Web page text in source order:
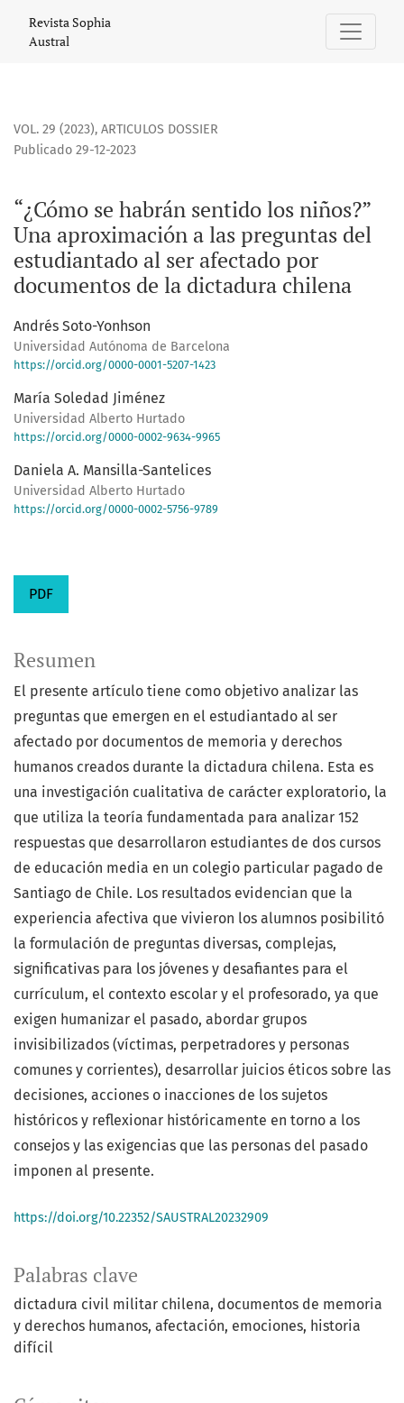
“¿Cómo se habrán sentido los niños?” Una
Revista Sophia
Austral
VOL. 29 (2023), ARTICULOS DOSSIER
“¿Cómo se habrán sentido los niños?”
Una aproximación a las preguntas del
estudiantado al ser afectado por
documentos de la dictadura chilena
Publicado 29-12-2023
Andrés Soto-Yonhson
Universidad Autónoma de Barcelona
https://orcid.org/0000-0001-5207-1423
María Soledad Jiménez
Universidad Alberto Hurtado
https://orcid.org/0000-0002-9634-9965
Daniela A. Mansilla-Santelices
Universidad Alberto Hurtado
https://orcid.org/0000-0002-5756-9789
PDF
Palabras clave
dictadura civil militar chilena documentos de memoria
y derechos humanos afectación emociones historia
difícil
Resumen
El presente artículo tiene como objetivo analizar las
preguntas que emergen en el estudiantado al ser
afectado por documentos de memoria y derechos
humanos creados durante la dictadura chilena. Esta es
una investigación cualitativa de carácter exploratorio, la
que utiliza la teoría fundamentada para analizar 152
respuestas que desarrollaron estudiantes de dos cursos
de educación media en un colegio particular pagado de
Santiago de Chile. Los resultados evidencian que la
experiencia afectiva que vivieron los alumnos posibilitó
la formulación de preguntas diversas, complejas,
significativas para los jóvenes y desafiantes para el
currículum, el contexto escolar y el profesorado, ya que
exigen humanizar el pasado, abordar grupos
invisibilizados (víctimas, perpetradores y personas
comunes y corrientes), desarrollar juicios éticos sobre las
decisiones, acciones o inacciones de los sujetos
históricos y reflexionar históricamente en torno a los
consejos y las exigencias que las personas del pasado
imponen al presente.
https://doi.org/10.22352/SAUSTRAL20232909